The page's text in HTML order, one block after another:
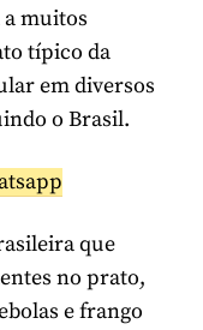
muitos
típico da
em diversos
o Brasil.
que
no prato,
e frango